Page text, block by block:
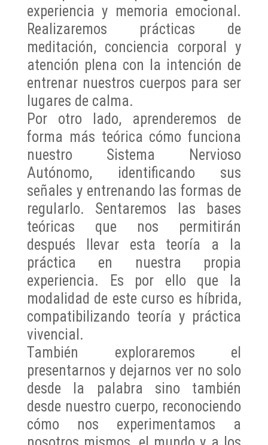
experiencia y memoria emocional.
Realizaremos prácticas de
meditación, conciencia corporal y
atención plena con la intención de
entrenar nuestros cuerpos para ser
lugares de calma.
Por otro lado, aprenderemos de
forma más teórica cómo funciona
nuestro Sistema Nervioso
Autónomo, identificando sus
señales y entrenando las formas de
regularlo. Sentaremos las bases
teóricas que nos permitirán
después llevar esta teoría a la
práctica en nuestra propia
experiencia. Es por ello que la
modalidad de este curso es híbrida,
compatibilizando teoría y práctica
vivencial.
También exploraremos el
presentarnos y dejarnos ver no solo
desde la palabra sino también
desde nuestro cuerpo, reconociendo
cómo nos experimentamos a